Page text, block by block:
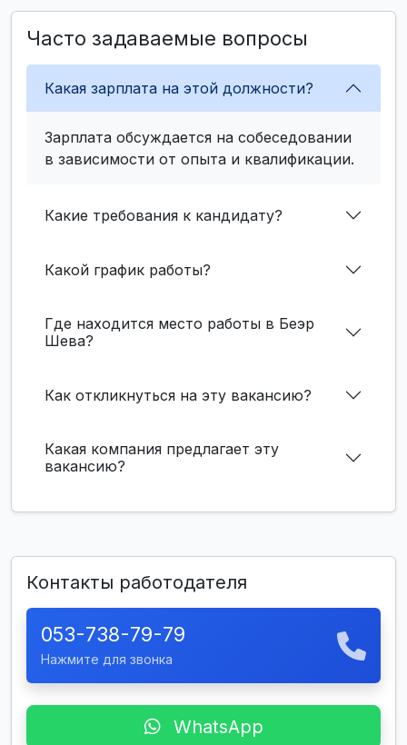
Часто задаваемые вопросы
Какая зарплата на этой должности?
Зарплата обсуждается на собеседовании
в зависимости от опыта и квалификации.
Какие требования к кандидату?
Какой график работы?
Где находится место работы в Беэр
Шева?
Как откликнуться на эту вакансию?
Какая компания предлагает эту
вакансию?
Контакты работодателя
053-738-79-79
Нажмите для звонка
WhatsApp